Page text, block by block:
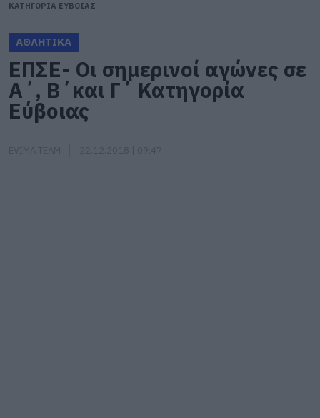
ΚΑΤΗΓΟΡΙΑ ΕΥΒΟΙΑΣ
ΑΘΛΗΤΙΚΑ
ΕΠΣΕ- Οι σημερινοί αγώνες σε
Α΄, Β΄και Γ΄ Κατηγορία
Εύβοιας